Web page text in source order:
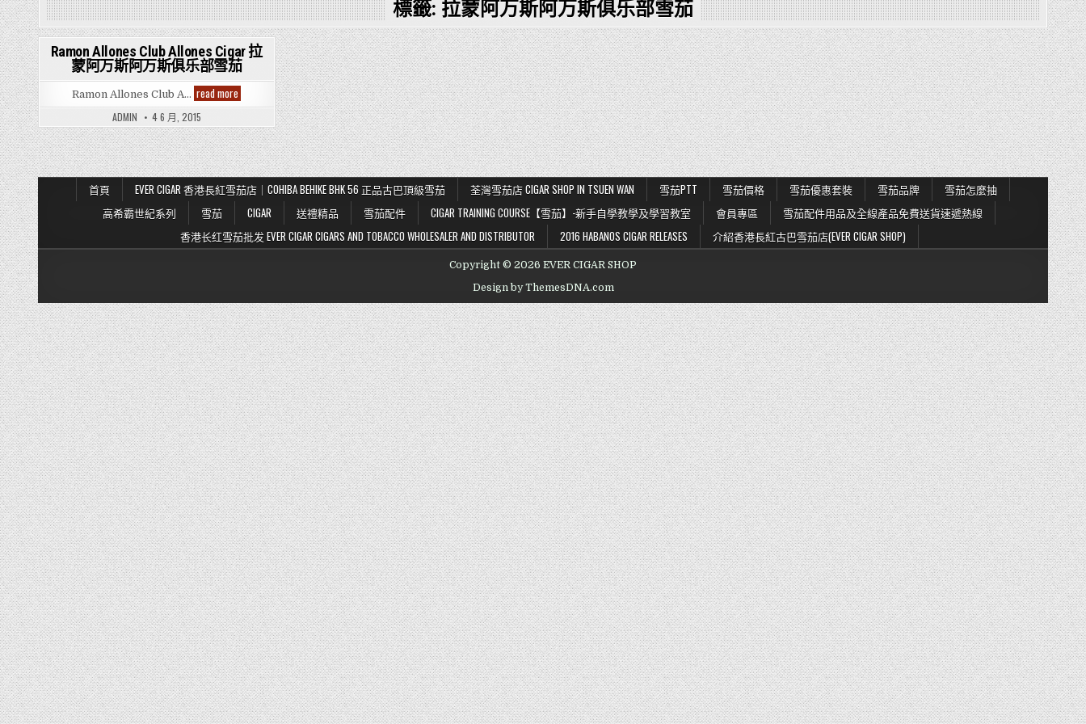
標籤: 拉蒙阿万斯阿万斯俱乐部雪茄
Posted
in
Ramon Allones Club Allones Cigar 拉
蒙阿万斯阿万斯俱乐部雪茄
Ramon Allones Club A… read more
Allones
Allones
Cigar
拉
蒙
阿
万
斯
阿
万
斯
俱
乐
部
ADMIN 4 6 月, 2015
首頁 EVER CIGAR 香港長紅雪茄店｜COHIBA BEHIKE BHK 56 正品古巴頂級雪茄 荃灣雪茄店 CIGAR SHOP IN TSUEN WAN 雪茄PTT 雪茄價格 雪茄優惠套裝 雪茄品牌
雪茄怎麼抽
高希霸世紀系列
雪茄 CIGAR 送禮精品 雪茄配件 CIGAR TRAINING COURSE【雪茄】-新手自學教學及學習教室 會員專區
雪茄配件用品及全線產品免費送貨速遞熱線
香港长红雪茄批发 EVER CIGAR CIGARS AND TOBACCO WHOLESALER AND DISTRIBUTOR
2016 HABANOS CIGAR RELEASES 介紹香港長紅古巴雪茄店(EVER CIGAR SHOP)
Copyright © 2026 EVER CIGAR SHOP
Design by ThemesDNA.com